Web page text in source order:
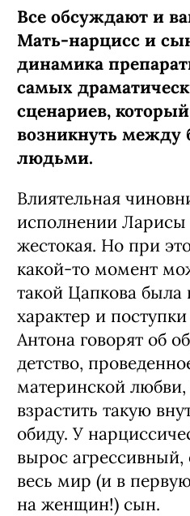
Все обсуждают и
Мать-нарцисс и
динамика
самых
сценариев,
возникнуть между
людьми.
Влиятельная
исполнении Ларисы
жестокая. Но при
какой-то момент
такой Цапкова была
характер и
Антона говорят об
детство,
материнской любви,
взрастить такую
обиду. У
вырос
весь мир (и в
на женщин!) сын.